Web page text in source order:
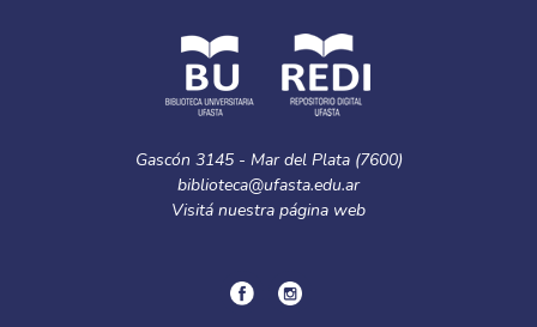
Gascón 3145 - Mar del Plata (7600)
biblioteca@ufasta.edu.ar
Visitá nuestra página web